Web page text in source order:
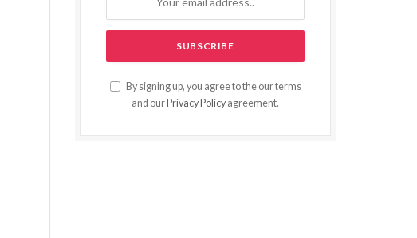
By signing up, you agree to the our terms
and our Privacy Policy agreement.